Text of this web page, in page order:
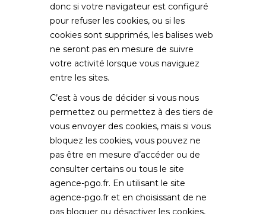
donc si votre navigateur est configuré
pour refuser les cookies, ou si les
cookies sont supprimés, les balises web
ne seront pas en mesure de suivre
votre activité lorsque vous naviguez
entre les sites.
C’est à vous de décider si vous nous
permettez ou permettez à des tiers de
vous envoyer des cookies, mais si vous
bloquez les cookies, vous pouvez ne
pas être en mesure d’accéder ou de
consulter certains ou tous le site
agence-pgo.fr. En utilisant le site
agence-pgo.fr et en choisissant de ne
pas bloquer ou désactiver les cookies,